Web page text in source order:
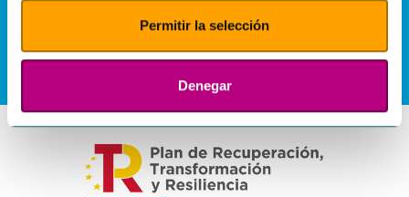
Permitir la selección
Denegar